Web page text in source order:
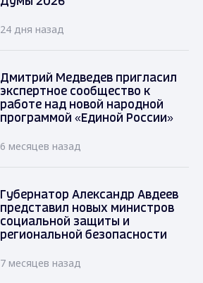
24 дня назад
Дмитрий Медведев пригласил
экспертное сообщество к
работе над новой народной
программой «Единой России»
6 месяцев назад
Губернатор Александр Авдеев
представил новых министров
социальной защиты и
региональной безопасности
7 месяцев назад